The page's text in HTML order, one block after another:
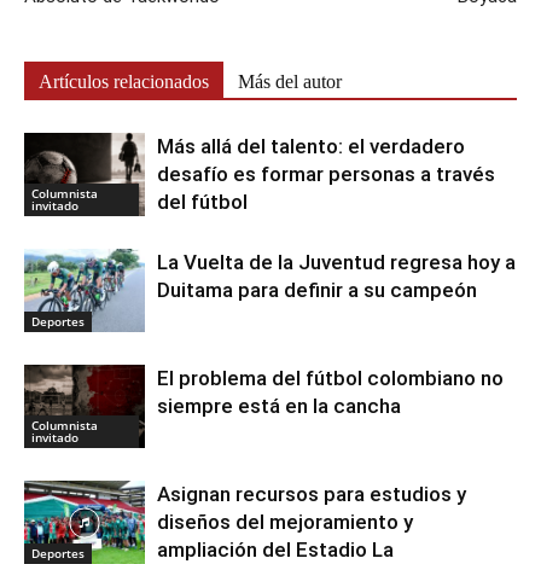
Artículos relacionados Más del autor
Columnista
invitado
Más allá del talento: el verdadero
desafío es formar personas a través
del fútbol
Deportes
La Vuelta de la Juventud regresa hoy a
Duitama para definir a su campeón
Columnista
invitado
El problema del fútbol colombiano no
siempre está en la cancha
Deportes
Asignan recursos para estudios y
diseños del mejoramiento y
ampliación del Estadio La